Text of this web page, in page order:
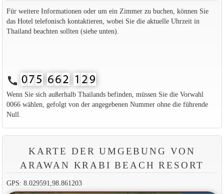
Für weitere Informationen oder um ein Zimmer zu buchen, können Sie
das Hotel telefonisch kontaktieren, wobei Sie die aktuelle Uhrzeit in
Thailand beachten sollten (siehe unten).
call
Wenn Sie sich außerhalb Thailands befinden, müssen Sie die Vorwahl
0066 wählen, gefolgt von der angegebenen Nummer ohne die führende
Null.
KARTE DER UMGEBUNG VON
ARAWAN KRABI BEACH RESORT
GPS: 8.029591,98.861203